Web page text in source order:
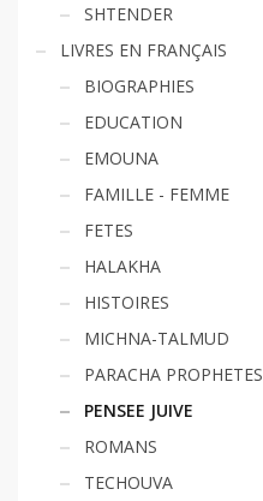
SHTENDER
LIVRES EN FRANÇAIS
BIOGRAPHIES
EDUCATION
EMOUNA
FAMILLE - FEMME
FETES
HALAKHA
HISTOIRES
MICHNA-TALMUD
PARACHA PROPHETES
PENSEE JUIVE
ROMANS
TECHOUVA